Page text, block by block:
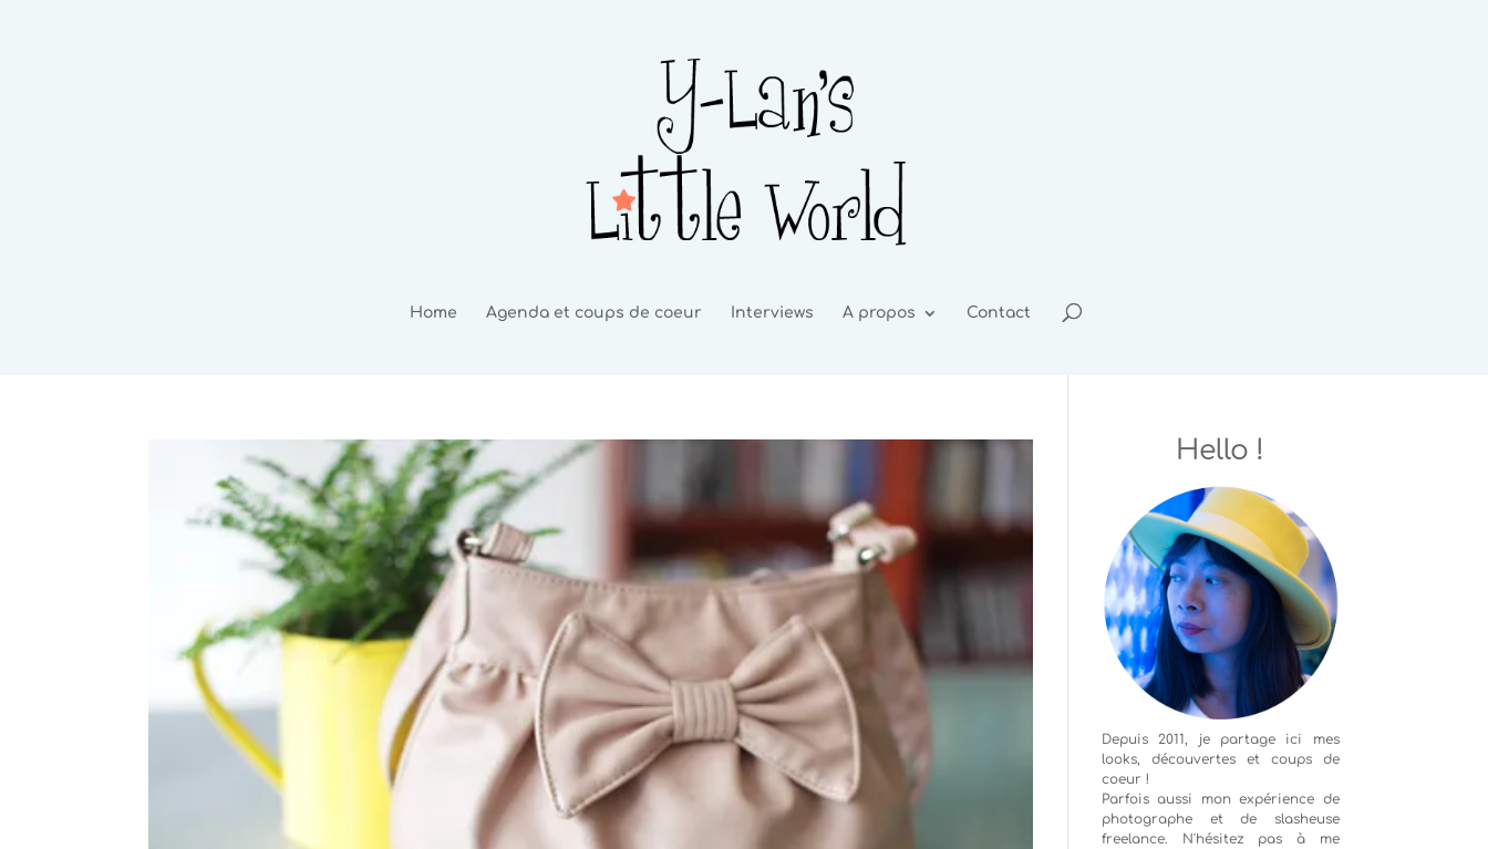
Home Agenda et coups de coeur Interviews A propos Contact
Hello !
Depuis 2011, je partage ici mes
looks, découvertes et coups de
coeur !
Parfois aussi mon expérience de
photographeet de slasheuse
freelance. N'hésitez pas à me